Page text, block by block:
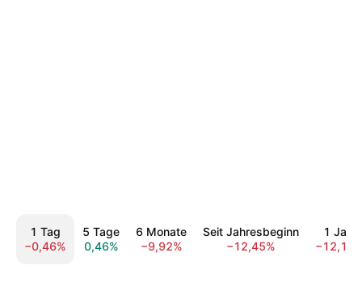
1 Tag
−0,46%
5 Tage
0,46%
6 Monate
−9,92%
Seit Jahresbeginn
−12,45%
1 Jahr